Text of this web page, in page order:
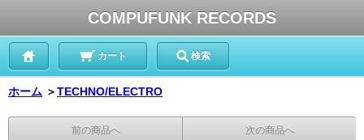
COMPUFUNK RECORDS
カート 検索
ホーム ＞TECHNO/ELECTRO
前の商品へ 次の商品へ